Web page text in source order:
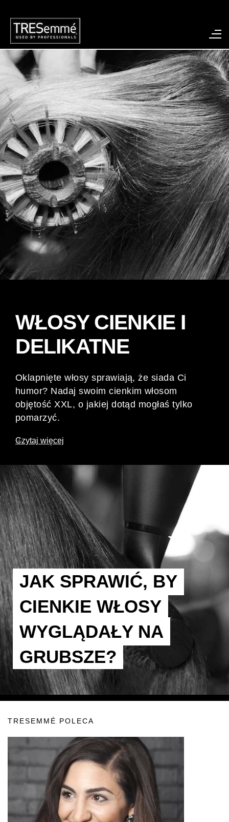
WŁOSY CIENKIE I
DELIKATNE
Oklapnięte włosy sprawiają, że siada Ci
humor? Nadaj swoim cienkim włosom
objętość XXL, o jakiej dotąd mogłaś tylko
pomarzyć.
Czytaj więcej
JAK SPRAWIĆ, BY
CIENKIE WŁOSY
WYGLĄDAŁY NA
GRUBSZE?
TRESEMMÉ POLECA